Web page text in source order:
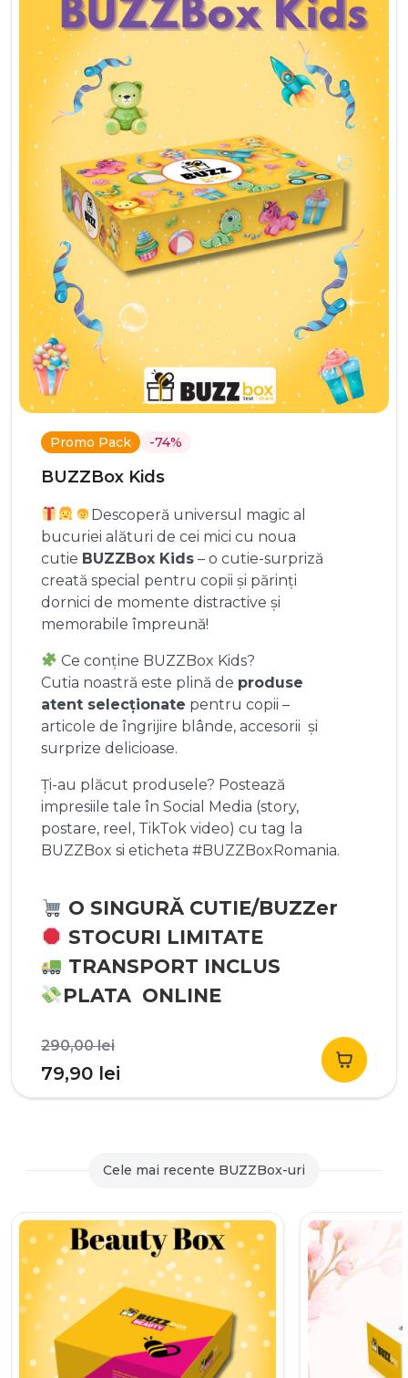
Promo Pack -74%
BUZZBox Kids
Descoperă universul magic al
bucuriei alături de cei mici cu noua
cutie BUZZBox Kids – o cutie-surpriză
creată special pentru copii și părinți
dornici de momente distractive și
memorabile împreună!
Ce conține BUZZBox Kids?
Cutia noastră este plină de produse
atent selecționate pentru copii –
articole de îngrijire blânde, accesorii și
surprize delicioase.
Ți-au plăcut produsele? Postează
impresiile tale în Social Media (story,
postare, reel, TikTok video) cu tag la
BUZZBox si eticheta #BUZZBoxRomania.
O SINGURĂ CUTIE/BUZZer
STOCURI LIMITATE
TRANSPORT INCLUS
PLATA ONLINE
290,00leiPrețul
inițial
a
290,00 lei.
79,90 lei
curent
79,90 lei.
Cele mai recente BUZZBox-uri